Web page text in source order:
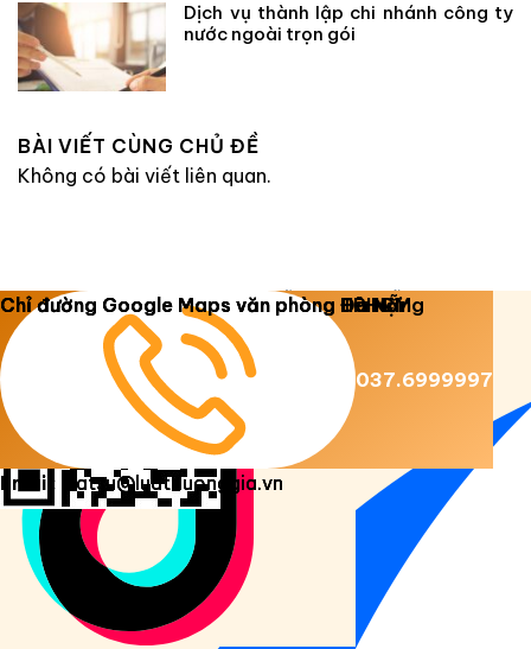
Dịch vụ thành lập chi nhánh công ty
nước ngoài trọn gói
BÀI VIẾT CÙNG CHỦ ĐỀ
Không có bài viết liên quan.
Copyright 2026 © Luật Dương Gia